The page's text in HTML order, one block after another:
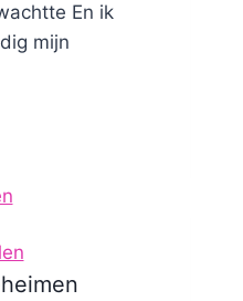
En ik
mijn